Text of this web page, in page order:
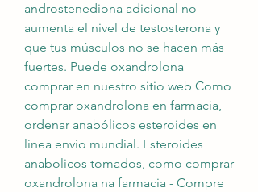
androstenediona adicional no
aumenta el nivel de testosterona y
que tus músculos no se hacen más
fuertes. Puede oxandrolona
comprar en nuestro sitio web Como
comprar oxandrolona en farmacia,
ordenar anabólicos esteroides en
línea envío mundial. Esteroides
anabolicos tomados, como comprar
oxandrolona na farmacia - Compre